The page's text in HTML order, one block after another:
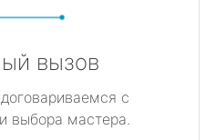
вызов
с
выбора мастера.